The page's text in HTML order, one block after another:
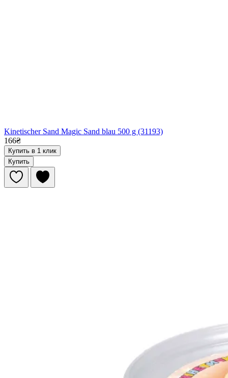
Kinetischer Sand Magic Sand blau 500 g (31193)
166₴
Купить в 1 клик
Купить